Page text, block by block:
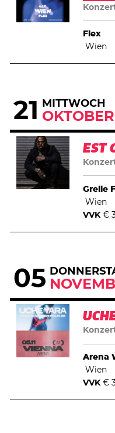
Flex
Wien
21 MITTWOCH
OKTOBER
EST
Grelle
Wien
VVK€
05
Arena
Wien
VVK€